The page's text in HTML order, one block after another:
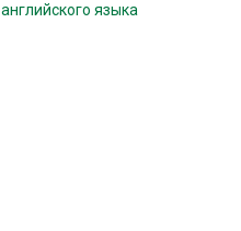
английского языка